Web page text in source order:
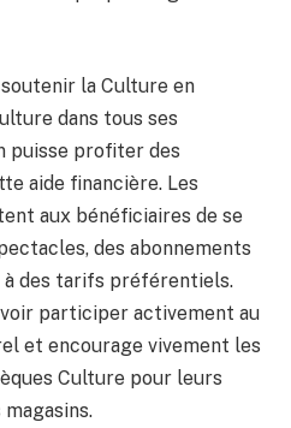
la Culture en
dans tous ses
puisse profiter des
aide financière. Les
aux bénéficiaires de se
des abonnements
des tarifs préférentiels.
participer activement au
et encourage vivement les
Culture pour leurs